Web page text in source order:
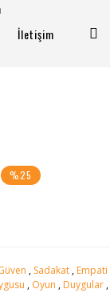
İletişim
%25
, Sadakat , Empati
, Oyun , Duygular ,